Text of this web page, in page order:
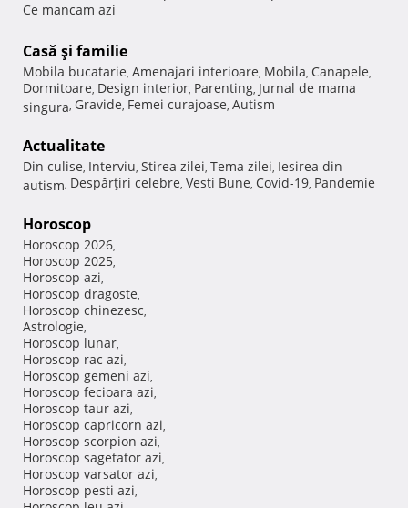
Ce mancam azi
Casă şi familie
Mobila bucatarie, Amenajari interioare, Mobila, Canapele,
Dormitoare, Design interior, Parenting, Jurnal de mama
singura, Gravide, Femei curajoase, Autism
Actualitate
Din culise, Interviu, Stirea zilei, Tema zilei, Iesirea din
autism, Despărţiri celebre, Vesti Bune, Covid-19, Pandemie
Horoscop
Horoscop 2026,
Horoscop 2025,
Horoscop azi,
Horoscop dragoste,
Horoscop chinezesc,
Astrologie,
Horoscop lunar,
Horoscop rac azi,
Horoscop gemeni azi,
Horoscop fecioara azi,
Horoscop taur azi,
Horoscop capricorn azi,
Horoscop scorpion azi,
Horoscop sagetator azi,
Horoscop varsator azi,
Horoscop pesti azi,